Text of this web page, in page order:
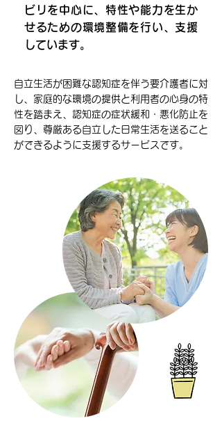
ビリを中心に、特性や能力を生か
せるための環境整備を行い、支援
しています。
自立生活が困難な認知症を伴う要介護者に対
し、家庭的な環境の提供と利用者の心身の特
性を踏まえ、認知症の症状緩和・悪化防止を
図り、尊厳ある自立した日常生活を送ること
ができるように支援するサービスです。